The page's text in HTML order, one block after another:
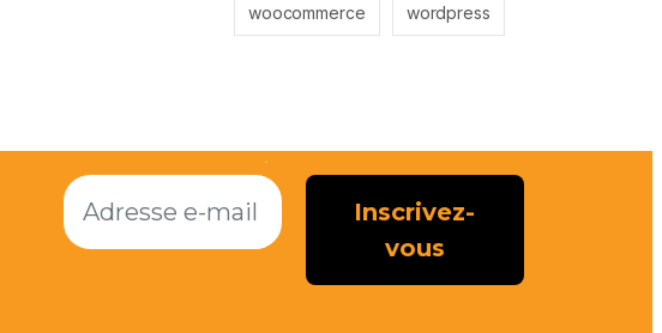
woocommerce wordpress